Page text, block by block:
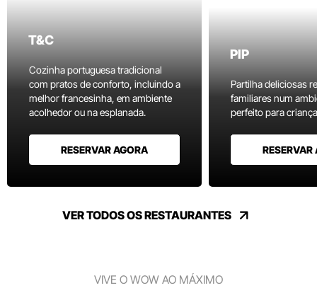
T&C
Cozinha portuguesa tradicional
com pratos de conforto, incluindo a
melhor francesinha, em ambiente
acolhedor ou na esplanada.
RESERVAR AGORA
PIP
Partilha deliciosas
familiares num
perfeito para
RESERVAR
VER TODOS OS RESTAURANTES
VIVE O WOW AO MÁXIMO